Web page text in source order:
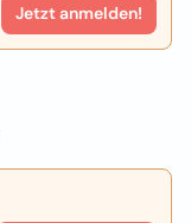
Jetzt anmelden!